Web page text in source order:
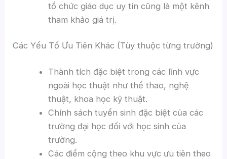
tổ chức giáo dục uy tín cũng là một kênh
tham khảo giá trị.
Các Yếu Tố Ưu Tiên Khác (Tùy thuộc từng trường)
Thành tích đặc biệt trong các lĩnh vực
ngoài học thuật như thể thao, nghệ
thuật, khoa học kỹ thuật.
Chính sách tuyển sinh đặc biệt của các
trường đại học đối với học sinh của
trường.
Các điểm cộng theo khu vực ưu tiên theo